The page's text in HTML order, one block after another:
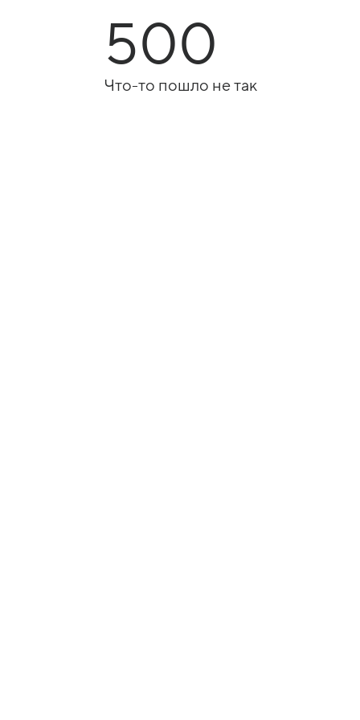
500
Что-то пошло не так